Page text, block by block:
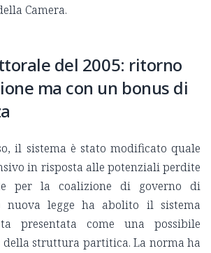
Camera.
del 2005: ritorno
ma con un bonus di
il sistema è stato modificato quale
in risposta alle potenziali perdite
per la coalizione di governo di
nuova legge ha abolito il sistema
presentata come una possibile
della struttura partitica. La norma ha